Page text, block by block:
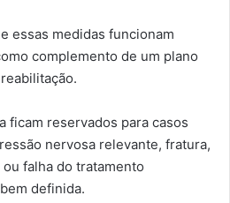
essas medidas funcionam
complemento de um plano
ficam reservados para casos
nervosa relevante, fratura,
falha do tratamento
definida.